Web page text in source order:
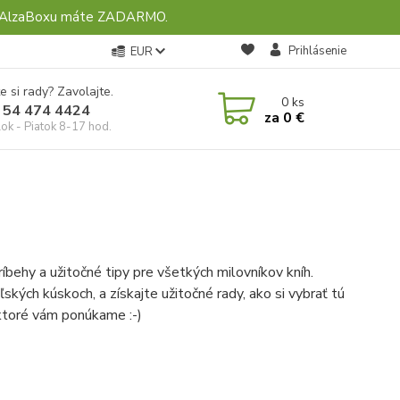
máte ZADARMO.
EUR Prihlásenie
si rady? Zavolajte.
474 4424
- Piatok 8-17 hod.
0ks
za 0 €
a užitočné tipy pre všetkých milovníkov kníh.
kúskoch, a získajte užitočné rady, ako si vybrať tú
vám ponúkame :-)